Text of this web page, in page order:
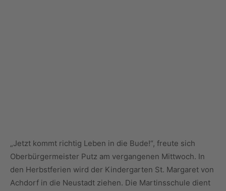
„Jetzt kommt richtig Leben in die Bude!“, freute sich
Oberbürgermeister Putz am vergangenen Mittwoch. In
den Herbstferien wird der Kindergarten St. Margaret von
Achdorf in die Neustadt ziehen. Die Martinsschule dient